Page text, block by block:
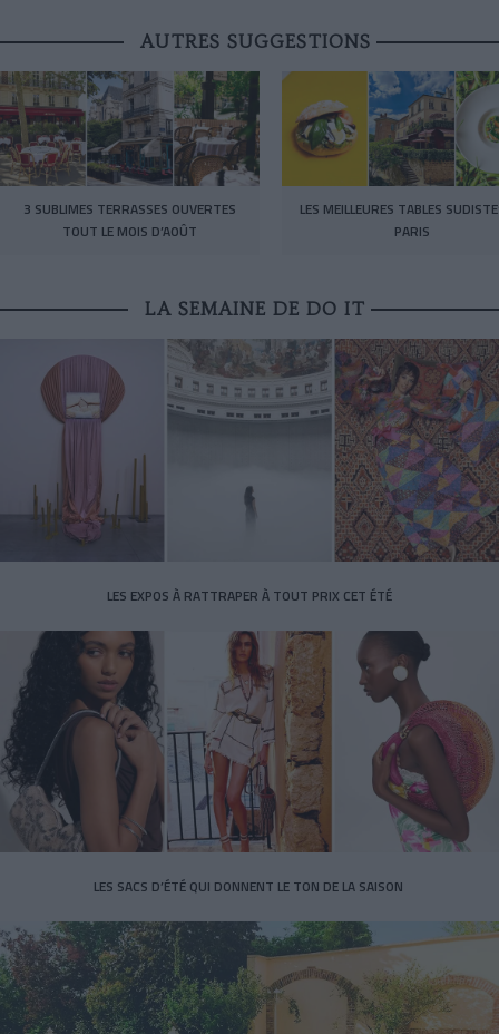
AUTRES SUGGESTIONS
3 SUBLIMES TERRASSES OUVERTES
TOUT LE MOIS D’AOÛT
LES MEILLEURES TABLES
PARIS
LA SEMAINE DE DO IT
LES EXPOS À RATTRAPER À TOUT PRIX CET ÉTÉ
LES SACS D’ÉTÉ QUI DONNENT LE TON DE LA SAISON